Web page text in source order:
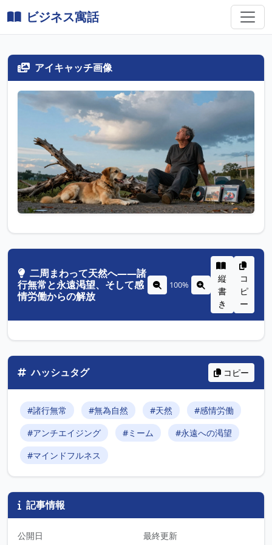
ビジネス寓話
アイキャッチ画像
二周まわって天然へ——諸
行無常と永遠渇望、そして感
情労働からの解放
100%
縦
書
き
コ
ピ
ー
ハッシュタグ コピー
#諸行無常 #無為自然 #天然
#感情労働
#アンチエイジング
#ミーム
#永遠への渇望
#マインドフルネス
記事情報
公開日 最終更新